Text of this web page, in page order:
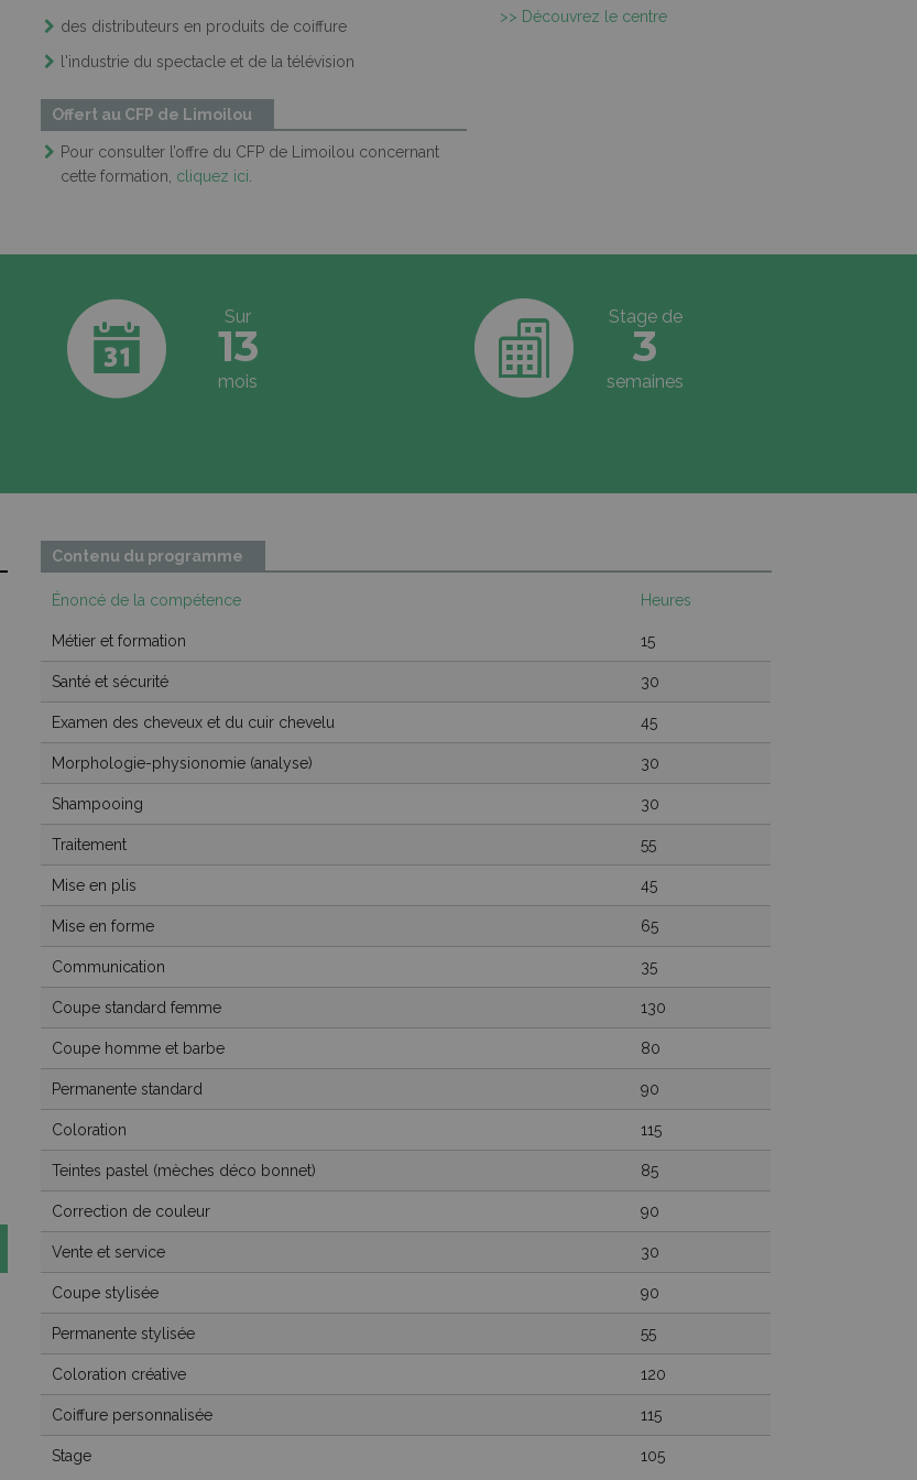
des distributeurs en produits de coiffure
l'industrie du spectacle et de la télévision
Offert au CFP de Limoilou
Pour consulter l’offre du CFP de Limoilou concernant
cette formation, cliquez ici
>> Découvrez le centre
Sur
13
mois
Stage de
3
semaines
Contenu du programme
Énoncé de la compétence Heures
Métier et formation 15
Santé et sécurité 30
Examen des cheveux et du cuir chevelu 45
Morphologie-physionomie (analyse) 30
Shampooing 30
Traitement 55
Mise en plis 45
Mise en forme 65
Communication 35
Coupe standard femme 130
Coupe homme et barbe 80
Permanente standard 90
Coloration 115
Teintes pastel (mèches déco bonnet) 85
Correction de couleur 90
Vente et service 30
Coupe stylisée 90
Permanente stylisée 55
Coloration créative 120
Coiffure personnalisée 115
Stage 105